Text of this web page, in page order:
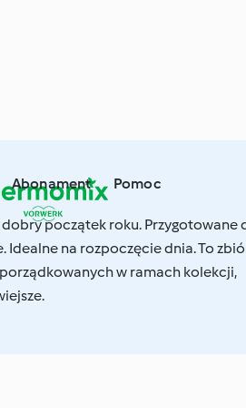
Abonament Pomoc
początek roku. Przygotowane
Idealne na rozpoczęcie dnia. To
w ramach kolekcji,